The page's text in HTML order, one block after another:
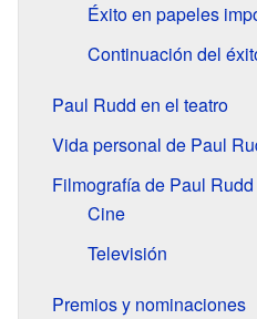
Éxito en papeles
Continuación del
Paul Rudd en el teatro
Vida personal de Paul
Filmografía de Paul Rudd
Cine
Televisión
Premios y nominaciones